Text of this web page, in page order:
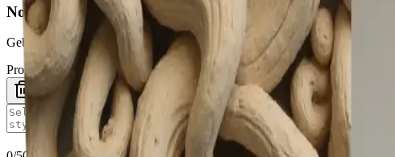
Noch kein Bild erzeugt
Geben Sie eine Eingabeaufforderung ein und klicken Sie auf "Bild
Prompt